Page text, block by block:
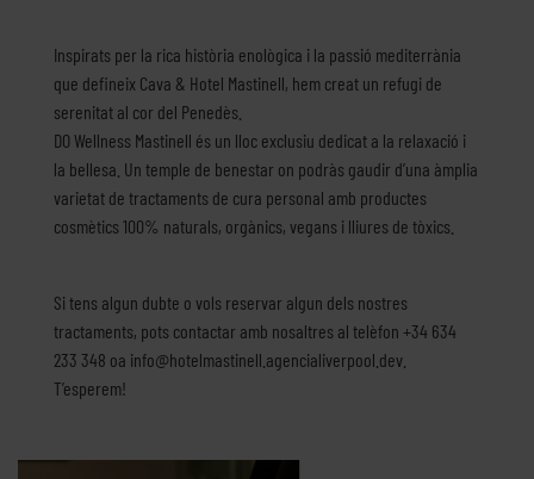
Inspirats per la rica història enològica i la passió mediterrània
que defineix Cava & Hotel Mastinell, hem creat un refugi de
serenitat al cor del Penedès.
DO Wellness Mastinell és un lloc exclusiu dedicat a la relaxació i
la bellesa. Un temple de benestar on podràs gaudir d’una àmplia
varietat de tractaments de cura personal amb productes
cosmètics 100% naturals, orgànics, vegans i lliures de tòxics.
Si tens algun dubte o vols reservar algun dels nostres
tractaments, pots contactar amb nosaltres al telèfon +34 634
233 348 oa info@hotelmastinell.agencialiverpool.dev.
T’esperem!